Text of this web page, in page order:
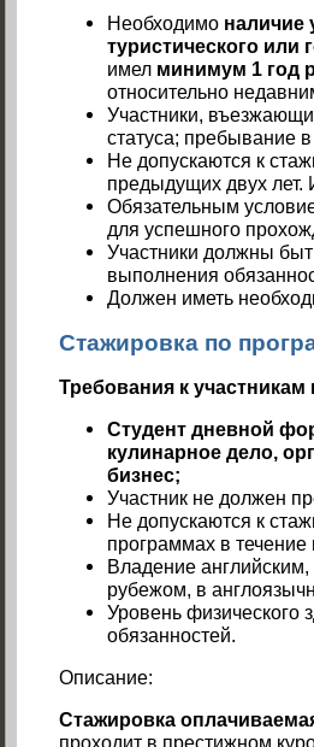
Необходимо наличие
туристического или
имел минимум 1 год
относительно
Участники,
статуса; пребывание
Не допускаются к
предыдущих двух лет.
Обязательным
для успешного
Участники должны
выполнения
Должен иметь
Стажировка по
Требования к
Студент дневной
кулинарное дело,
бизнес;
Участник не должен
Не допускаются к
программах в
Владение
рубежом, в
Уровень физического
обязанностей.
Описание:
Стажировка
проходит в престижном